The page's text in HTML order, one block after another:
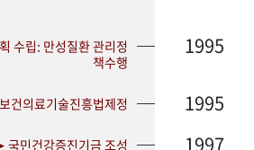
수립: 만성질환 관리정
책수행
1995
건의료기술진흥법제정 1995
국민건강증진기금 조성 1997